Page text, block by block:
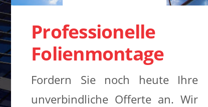
Professionelle
Folienmontage
Fordern Sie noch heute Ihre
unverbindliche Offerte an. Wir